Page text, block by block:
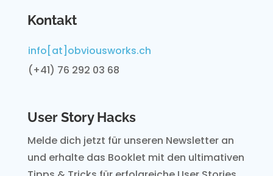
Kontakt
info[at]obviousworks.ch
(+41) 76 292 03 68
User Story Hacks
Melde dich jetzt für unseren Newsletter an
und erhalte das Booklet mit den ultimativen